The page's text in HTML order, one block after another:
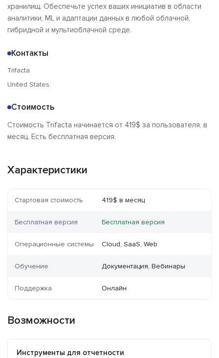
хранилищ. Обеспечьте успех ваших инициатив в области
аналитики, ML и адаптации данных в любой облачной,
гибридной и мультиоблачной среде.
Контакты
Trifacta
United States
Стоимость
Стоимость Trifacta начинается от 419$ за пользователя, в
месяц. Есть бесплатная версия.
Характеристики
Стартовая стоимость 419$ в месяц
Бесплатная версия Бесплатная версия
Операционные системы Cloud, SaaS, Web
Обучение Документация, Вебинары
Поддержка Онлайн
Возможности
Инструменты для отчетности